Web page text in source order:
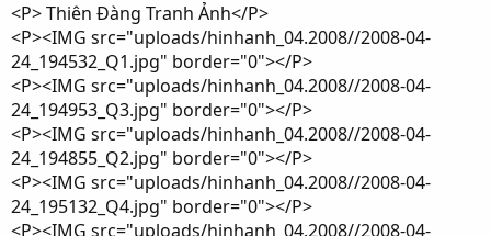
<P> Thiên Đàng Tranh Ảnh</P>
<P><IMG src="uploads/hinhanh_04.2008//2008-04-
24_194532_Q1.jpg" border="0"></P>
<P><IMG src="uploads/hinhanh_04.2008//2008-04-
24_194953_Q3.jpg" border="0"></P>
<P><IMG src="uploads/hinhanh_04.2008//2008-04-
24_194855_Q2.jpg" border="0"></P>
<P><IMG src="uploads/hinhanh_04.2008//2008-04-
24_195132_Q4.jpg" border="0"></P>
<P><IMG src="uploads/hinhanh_04.2008//2008-04-